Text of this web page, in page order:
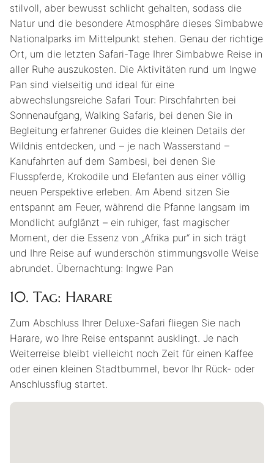
stilvoll, aber bewusst schlicht gehalten, sodass die
Natur und die besondere Atmosphäre dieses Simbabwe
Nationalparks im Mittelpunkt stehen. Genau der richtige
Ort, um die letzten Safari-Tage Ihrer Simbabwe Reise in
aller Ruhe auszukosten. Die Aktivitäten rund um Ingwe
Pan sind vielseitig und ideal für eine
abwechslungsreiche Safari Tour: Pirschfahrten bei
Sonnenaufgang, Walking Safaris, bei denen Sie in
Begleitung erfahrener Guides die kleinen Details der
Wildnis entdecken, und – je nach Wasserstand –
Kanufahrten auf dem Sambesi, bei denen Sie
Flusspferde, Krokodile und Elefanten aus einer völlig
neuen Perspektive erleben. Am Abend sitzen Sie
entspannt am Feuer, während die Pfanne langsam im
Mondlicht aufglänzt – ein ruhiger, fast magischer
Moment, der die Essenz von „Afrika pur“ in sich trägt
und Ihre Reise auf wunderschön stimmungsvolle Weise
abrundet. Übernachtung: Ingwe Pan
10. Tag: Harare
Zum Abschluss Ihrer Deluxe-Safari fliegen Sie nach
Harare, wo Ihre Reise entspannt ausklingt. Je nach
Weiterreise bleibt vielleicht noch Zeit für einen Kaffee
oder einen kleinen Stadtbummel, bevor Ihr Rück- oder
Anschlussflug startet.